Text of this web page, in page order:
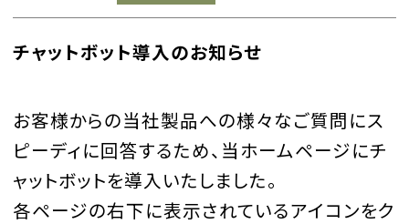
チャットボット導入のお知らせ
お客様からの当社製品への様々なご質問にス
ピーディに回答するため、当ホームページにチ
ャットボットを導入いたしました。
各ページの右下に表示されているアイコンをク